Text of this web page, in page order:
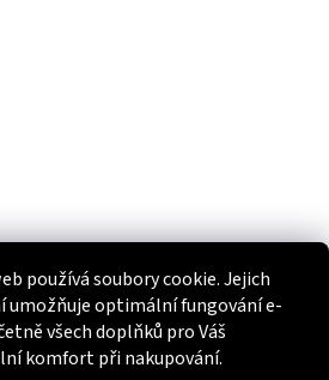
používá soubory cookie. Jejich
umožňuje optimální fungování e-
všech doplňků pro Váš
komfort při nakupování.
Zboží.cz Srovnáme.cz